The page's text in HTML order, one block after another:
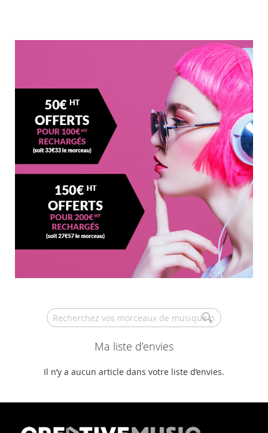
Ma liste d’envies
Il n’y a aucun article dans votre liste d’envies.